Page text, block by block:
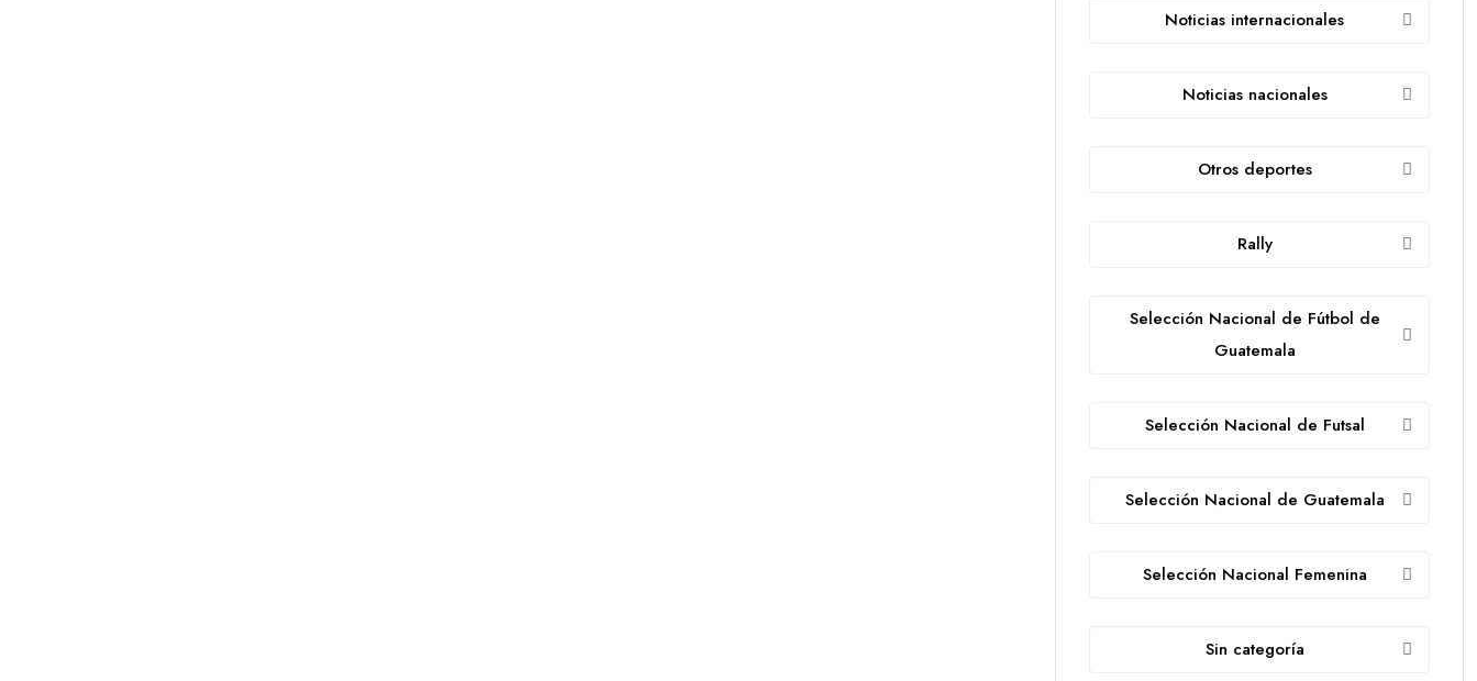
Noticias internacionales
Noticias nacionales
Otros deportes
Rally
Selección Nacional de Fútbol de
Guatemala
Selección Nacional de Futsal
Selección Nacional de Guatemala
Selección Nacional Femenina
Sin categoría